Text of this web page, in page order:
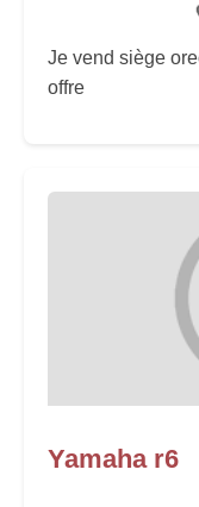
Je vend siège
offre
Yamaha r6